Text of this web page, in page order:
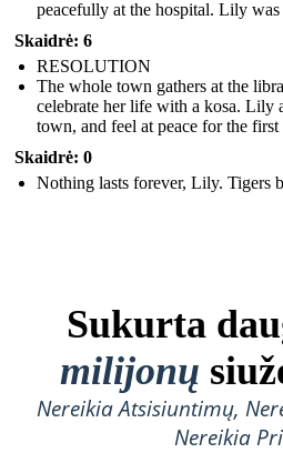
peacefully at the hospital. Lily
Skaidrė: 6
RESOLUTION
The whole town gathers at the
celebrate her life with a kosa. Lily
town, and feel at peace for the
Skaidrė: 0
Nothing lasts forever, Lily. Tigers
Sukurta
milijonų
Nereikia Atsisiuntimų,
Nereikia